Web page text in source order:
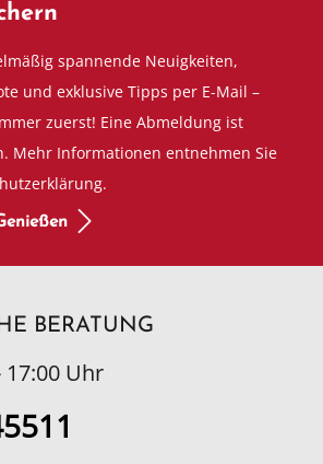
spannende Neuigkeiten,
und exklusive Tipps per E-Mail –
zuerst! Eine Abmeldung ist
Mehr Informationen entnehmen Sie
BERATUNG
17:00 Uhr